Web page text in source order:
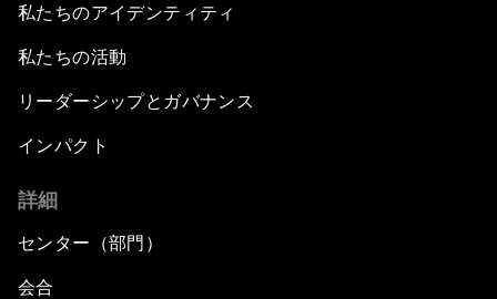
私たちのアイデンティティ
私たちの活動
リーダーシップとガバナンス
インパクト
詳細
センター（部門）
会合